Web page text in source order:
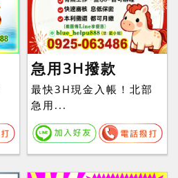
急用3H撥款
最快3H現金入帳！北部
急用...